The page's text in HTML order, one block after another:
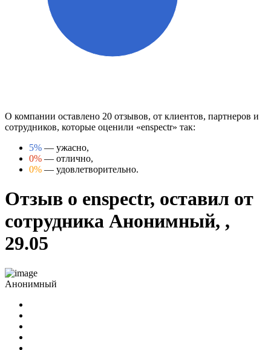
О компании оставлено 20 отзывов, от клиентов, партнеров и
сотрудников, которые оценили «enspectr» так:
5% — ужасно,
0% — отлично,
0% — удовлетворительно.
Отзыв о enspectr, оставил от
сотрудника Анонимный, ,
29.05
Анонимный